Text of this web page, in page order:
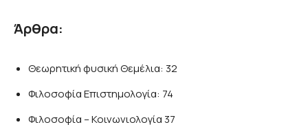
Άρθρα:
Θεωρητική φυσική Θεμέλια: 32
Φιλοσοφία Επιστημολογία: 74
Φιλοσοφία – Κοινωνιολογία 37